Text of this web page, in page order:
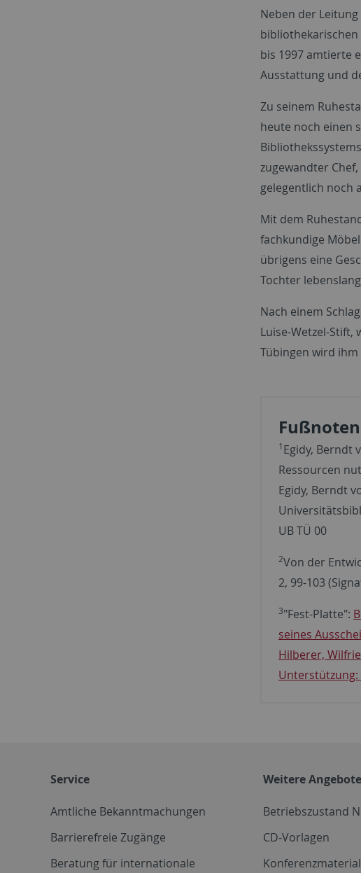
Neben der
bibliothekarischen
bis 1997 amtierte
Ausstattung und
Zu seinem
heute noch einen
zugewandter
gelegentlich noch
Mit dem
fachkundige
übrigens eine
Tochter
Nach einem
Luise-Wetzel-
Tübingen wird
Fußnoten
1 Egidy, Berndt
Ressourcen
Egidy, Berndt
UB TÜ 00
2Von der
2, 99-103
3"Fest-Platte":
seines
Hilberer,
Unterstützung:
Service
Amtliche Bekanntmachungen
Barrierefreie Zugänge
Beratung für internationale
Weitere Angebote
Betriebszustand
CD-Vorlagen